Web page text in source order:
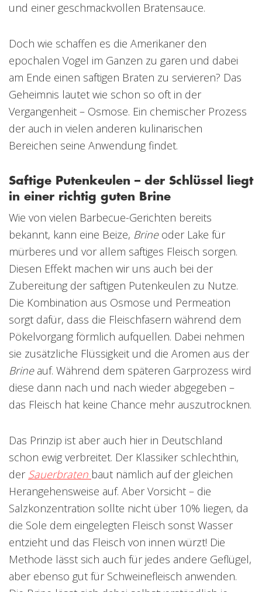
und einer geschmackvollen Bratensauce.
Doch wie schaffen es die Amerikaner den
epochalen Vogel im Ganzen zu garen und dabei
am Ende einen saftigen Braten zu servieren? Das
Geheimnis lautet wie schon so oft in der
Vergangenheit – Osmose. Ein chemischer Prozess
der auch in vielen anderen kulinarischen
Bereichen seine Anwendung findet.
Saftige Putenkeulen – der Schlüssel liegt
in einer richtig guten Brine
Wie von vielen Barbecue-Gerichten bereits
bekannt, kann eine Beize, Brineoder Lake für
mürberes und vor allem saftiges Fleisch sorgen.
Diesen Effekt machen wir uns auch bei der
Zubereitung der saftigen Putenkeulen zu Nutze.
Die Kombination aus Osmose und Permeation
sorgt dafür, dass die Fleischfasern während dem
Pökelvorgang förmlich aufquellen. Dabei nehmen
sie zusätzliche Flüssigkeit und die Aromen aus der
Brine auf. Während dem späteren Garprozess wird
diese dann nach und nach wieder abgegeben –
das Fleisch hat keine Chance mehr auszutrocknen.
Das Prinzip ist aber auch hier in Deutschland
schon ewig verbreitet. Der Klassiker schlechthin,
der Sauerbraten baut nämlich auf der gleichen
Herangehensweise auf. Aber Vorsicht – die
Salzkonzentration sollte nicht über 10% liegen, da
die Sole dem eingelegten Fleisch sonst Wasser
entzieht und das Fleisch von innen würzt! Die
Methode lässt sich auch für jedes andere Geflügel,
aber ebenso gut für Schweinefleisch anwenden.